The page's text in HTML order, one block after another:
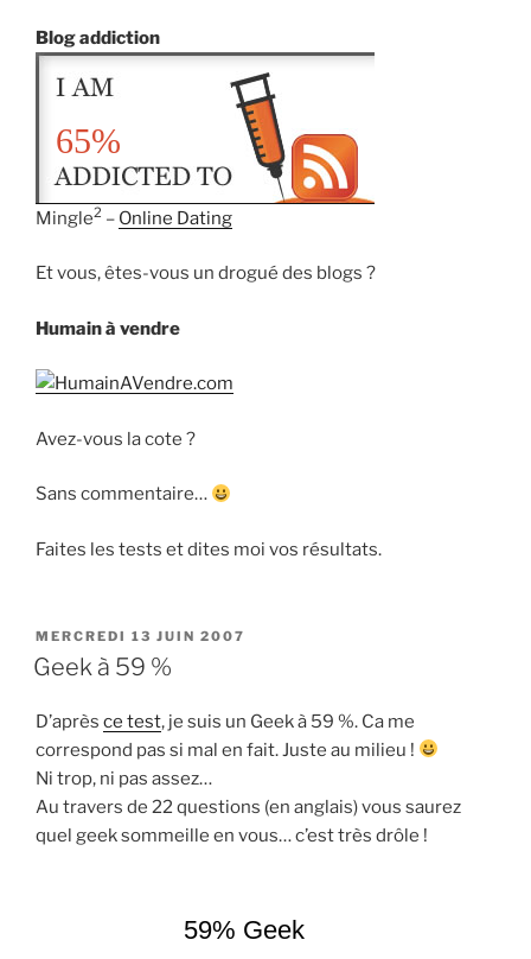
Blog addiction
65%
Mingle2 – Online Dating
Et vous, êtes-vous un drogué des blogs ?
Humain à vendre
Avez-vous la cote ?
Sans commentaire…
Faites les tests et dites moi vos résultats.
PUBLIÉ
LE
MERCREDI 13 JUIN 2007
Geek à 59 %
D’après ce test, je suis un Geek à 59 %. Ca me
correspond pas si mal en fait. Juste au milieu !
Ni trop, ni pas assez…
Au travers de 22 questions (en anglais) vous saurez
quel geek sommeille en vous… c’est très drôle !
59% Geek